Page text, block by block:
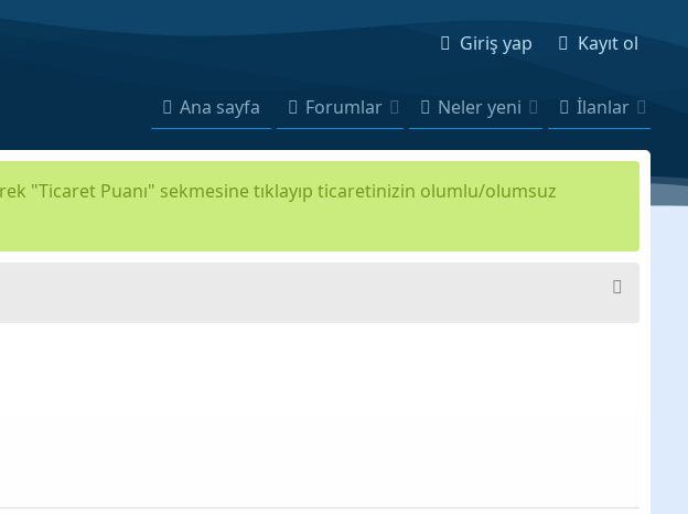
Giriş yap Kayıt ol
Ana sayfa Forumlar Neler yeni İlanlar
"Ticaret Puanı" sekmesine tıklayıp ticaretinizin olumlu/olumsuz